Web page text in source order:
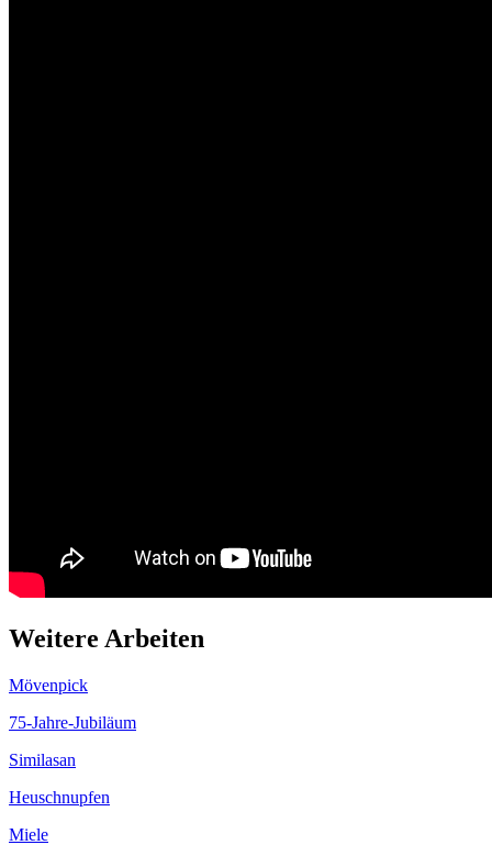
Weitere Arbeiten
Mövenpick
75-Jahre-Jubiläum
Similasan
Heuschnupfen
Miele